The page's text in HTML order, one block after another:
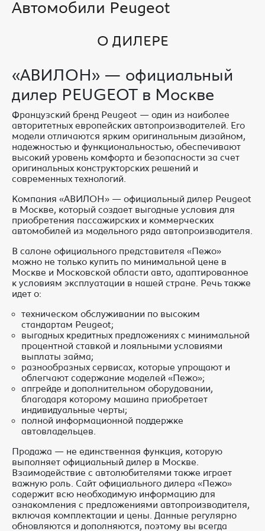
Автомобили Peugeot
О ДИЛЕРЕ
«АВИЛОН» — официальный
дилер PEUGEOT в Москве
Французский бренд Peugeot — один из наиболее
авторитетных европейских автопроизводителей. Его
модели отличаются ярким оригинальным дизайном,
надежностью и функциональностью, обеспечивают
высокий уровень комфорта и безопасности за счет
оригинальных конструкторских решений и
современных технологий.
Компания «АВИЛОН» — официальный дилер Peugeot
в Москве, который создает выгодные условия для
приобретения пассажирских и коммерческих
автомобилей из модельного ряда автопроизводителя.
В салоне официального представителя «Пежо»
можно не только купить по минимальной цене в
Москве и Московской области авто, адаптированное
к условиям эксплуатации в нашей стране. Речь также
идет о:
техническом обслуживании по высоким
стандартам Peugeot;
выгодных кредитных предложениях с минимальной
процентной ставкой и лояльными условиями
выплаты займа;
разнообразных сервисах, которые упрощают и
облегчают содержание моделей «Пежо»;
апгрейде и дополнительном оборудовании,
благодаря которому машина приобретает
индивидуальные черты;
полной информационной поддержке
автовладельцев.
Продажа — не единственная функция, которую
выполняет официальный дилер в Москве.
Взаимодействие с автолюбителями также играет
важную роль. Сайт официального дилера «Пежо»
содержит всю необходимую информацию для
ознакомления с предложениями автопроизводителя,
включая комплектации и цены. Данные регулярно
обновляются и дополняются, поэтому вы всегда